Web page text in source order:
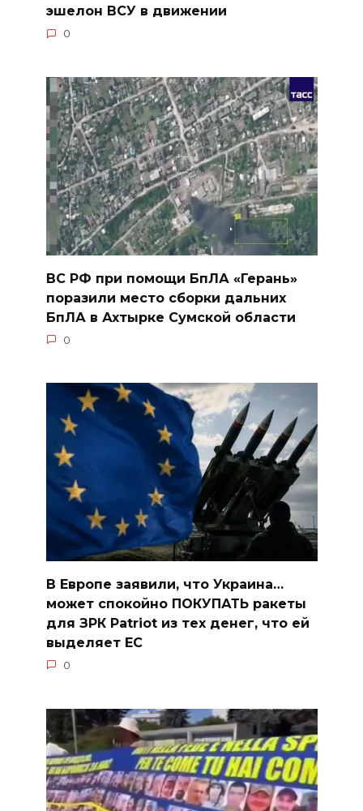
эшелон ВСУ в движении
0
ВС РФ при помощи БпЛА «Герань»
поразили место сборки дальних
БпЛА в Ахтырке Сумской области
0
В Европе заявили, что Украина…
может спокойно ПОКУПАТЬ ракеты
для ЗРК Patriot из тех денег, что ей
выделяет ЕС
0